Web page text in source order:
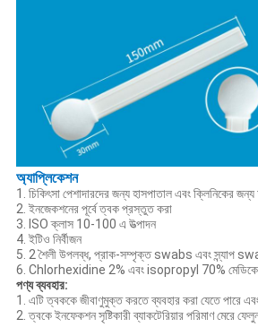
অ্যাপ্লিকেশন
1. চিকিৎসা পেশাদারদের জন্য হাসপাতাল এবং ক্লিনিকের
2. ইনজেকশনের পূর্বে ত্বক প্রস্তুত করা
3. ISO ক্লাস 10-100 এ উত্পাদন
4. ইটিও নির্বীজন
5. 2 শৈলী উপলব্ধ, প্রাক-সম্পৃক্ত swabs এবং স্ন্যাপ
6. Chlorhexidine 2% এবং isopropyl 70%
পণ্য ব্যবহার:
1. এটি ত্বককে জীবাণুমুক্ত করতে ব্যবহার করা যেতে পারে
2. ত্বকে ইনফেকশন সৃষ্টিকারী ব্যাকটেরিয়ার পরিমাণ মেরে